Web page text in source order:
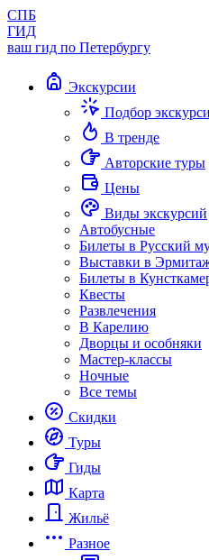
СПБ
ГИД
ваш гид по Петербургу
Экскурсии
Подбор
В тренде
Авторские туры
Цены
Виды экскурсий
Автобусные
Билеты в Русский
Выставки в
Билеты в
Квесты
Развлечения
В Карелию
Дворцы и особняки
Мастер-классы
Ночные
Все темы
Скидки
Туры
Гиды
Карта
Жильё
Разное